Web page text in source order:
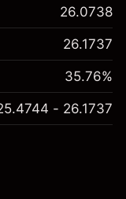
26.0738
26.1737
35.76%
- 26.1737